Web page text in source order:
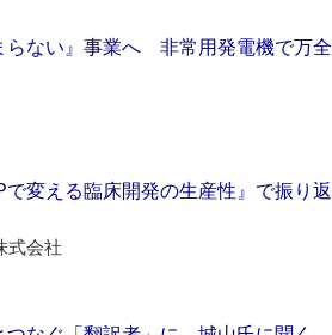
らない』事業へ 非常用発電機で万
で変える臨床開発の生産性』で振り
式会社